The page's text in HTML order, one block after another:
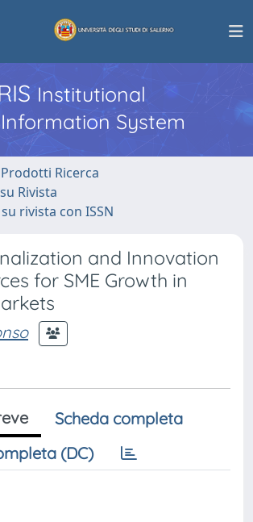
Institutional
System
Ricerca
Rivista
rivista con ISSN
and Innovation
for SME Growth in
Scheda completa
(DC)